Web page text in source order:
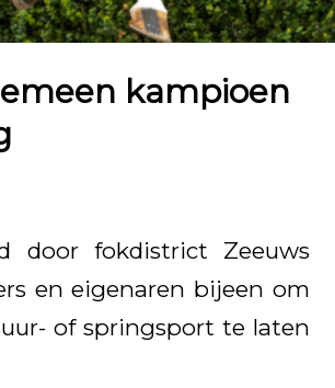
kampioen
door fokdistrict Zeeuws
en eigenaren bijeen om
of springsport te laten